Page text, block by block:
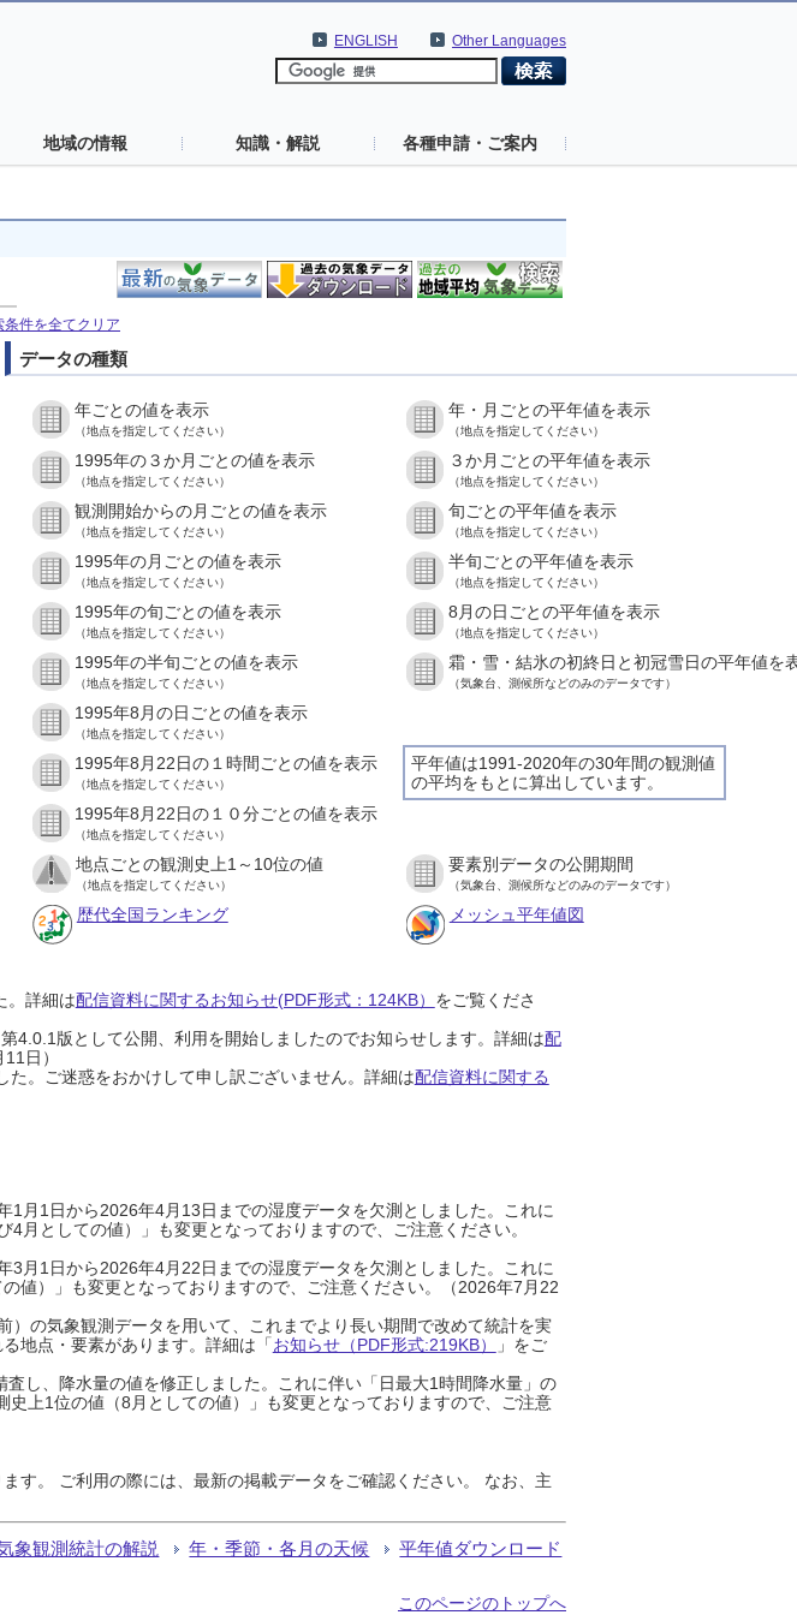
Other Languages
ENGLISH
地域の情報 知識・解説 各種申請・ご案内
条件を全てクリア
データの種類
年ごとの値を表示
（地点を指定してください）
年・月ごとの平年値を表示
（地点を指定してください）
1995年の３か月ごとの値を表示
（地点を指定してください）
３か月ごとの平年値を表示
（地点を指定してください）
観測開始からの月ごとの値を表示
（地点を指定してください）
旬ごとの平年値を表示
（地点を指定してください）
1995年の月ごとの値を表示
（地点を指定してください）
半旬ごとの平年値を表示
（地点を指定してください）
1995年の旬ごとの値を表示
（地点を指定してください）
8月の日ごとの平年値を表示
（地点を指定してください）
1995年の半旬ごとの値を表示
（地点を指定してください）
霜・雪・結氷の初終日と初冠雪日の平年値を
（気象台、測候所などのみのデータです）
1995年8月の日ごとの値を表示
（地点を指定してください）
平年値は1991-2020年の30年間の観測値
の平均をもとに算出しています。
1995年8月22日の１時間ごとの値を表示
（地点を指定してください）
1995年8月22日の１０分ごとの値を表示
（地点を指定してください）
地点ごとの観測史上1～10位の値
（地点を指定してください）
要素別データの公開期間
（気象台、測候所などのみのデータです）
歴代全国ランキング メッシュ平年値図
。詳細は配信資料に関するお知らせ(PDF形式：124KB） をご覧くださ
4.0.1版として公開、利用を開始しましたのでお知らせします。詳細は配
日）
。ご迷惑をおかけして申し訳ございません。詳細は配信資料に関する
月1日から2026年4月13日までの湿度データを欠測としました。これに
月としての値）」も変更となっておりますので、ご注意ください。
月1日から2026年4月22日までの湿度データを欠測としました。これに
値）」も変更となっておりますので、ご注意ください。（2026年7月22
の気象観測データを用いて、これまでより長い期間で改めて統計を実
地点・要素があります。詳細は「お知らせ（PDF形式:219KB）
」をご
し、降水量の値を修正しました。これに伴い「日最大1時間降水量」の
上1位の値（8月としての値）」も変更となっておりますので、ご注意
す。 ご利用の際には、最新の掲載データをご確認ください。 なお、主
象観測統計の解説 年・季節・各月の天候 平年値ダウンロード
このページのトップへ